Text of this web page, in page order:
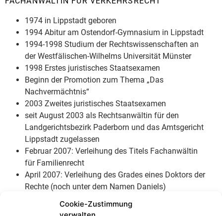
Cookie-Zustimmung
1974 in Lippstadt geboren
1994 Abitur am Ostendorf-Gymnasium in Lippstadt
1994-1998 Studium der Rechtswissenschaften an
der Westfälischen-Wilhelms Universität Münster
1998 Erstes juristisches Staatsexamen
Beginn der Promotion zum Thema „Das
Nachvermächtnis“
2003 Zweites juristisches Staatsexamen
seit August 2003 als Rechtsanwältin für den
Landgerichtsbezirk Paderborn und das Amtsgericht
Lippstadt zugelassen
Februar 2007: Verleihung des Titels Fachanwältin
für Familienrecht
April 2007: Verleihung des Grades eines Doktors der
Rechte (noch unter dem Namen Daniels)
Juli 2010 Verleihung des Titels Fachanwältin für
Verkehrsrecht